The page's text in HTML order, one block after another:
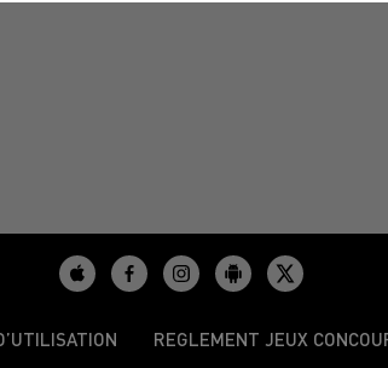
REGLEMENT JEUX